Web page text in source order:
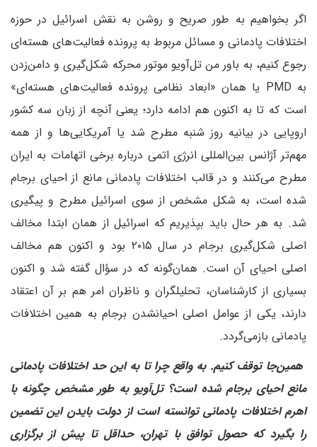
اگر بخواهیم به طور صریح و روشن به نقش اسرائیل در حوزه
اختلافات پادمانی و مسائل مربوط به پرونده فعالیت‌های هسته‌ای
رجوع کنیم، به باور من تل‌آویو موتور محرکه شکل‌گیری و دامن‌زدن
به PMD یا همان «ابعاد نظامی پرونده فعالیت‌های هسته‌ای»
است که تا به اکنون هم ادامه دارد؛ یعنی آنچه از زبان سه کشور
اروپایی در بیانیه روز شنبه مطرح شد یا آمریکایی‌ها و از همه
مهم‌تر آژانس بین‌المللی انرژی اتمی درباره برخی اتهامات به ایران
مطرح می‌کنند و در قالب اختلافات پادمانی مانع از احیای برجام
شده است، به شکل مشخص از سوی اسرائیل مطرح و پیگیری
شد. به هر حال باید بپذیریم که اسرائیل از همان ابتدا مخالف
اصلی شکل‌گیری برجام در سال ۲۰۱۵ بود و اکنون هم مخالف
اصلی احیای آن است. همان‌گونه که در سؤال گفته شد و اکنون
بسیاری از کارشناسان، تحلیلگران و ناظران امر هم بر آن اعتقاد
دارند، یکی از عوامل اصلی احیانشدن برجام به همین اختلافات
پادمانی بازمی‌گردد.
همین‌جا توقف کنیم. به واقع چرا تا به این حد اختلافات پادمانی
مانع احیای برجام شده است؟ تل‌آویو به طور مشخص چگونه با
اهرم اختلافات پادمانی توانسته است از دولت بایدن این تضمین
را بگیرد که حصول توافق با تهران، حداقل تا پیش از برگزاری